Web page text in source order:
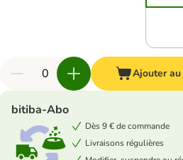
Ajouter
bitiba-Abo
Dès 9 € de commande
Livraisons régulières